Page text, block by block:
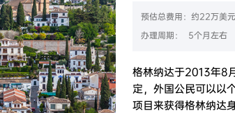
加拿大萨省商业移民
澳洲188A商业创新签证
澳洲190州政府担保技术移民
新西兰技术移民六分制
新西兰主动投资者签证
新西兰绿名单快速移民通道
预估总费用：约22万美
办理周期： 5个月左右
格林纳达于2013年8
定，外国公民可以以
项目来获得格林纳达